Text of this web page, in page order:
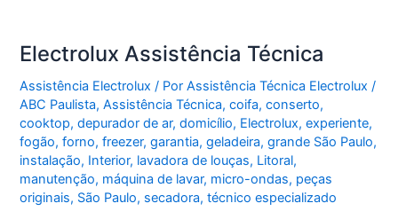
Electrolux Assistência Técnica
Assistência Electrolux / PorAssistência Técnica Electrolux/
ABC Paulista,Assistência Técnica,coifa,conserto,
cooktop,depurador de ar,domicílio, Electrolux,experiente,
fogão,forno,freezer,garantia,geladeira,grande São Paulo,
instalação, Interior, lavadora de louças, Litoral,
manutenção, máquina de lavar, micro-ondas, peças
originais, São Paulo, secadora,técnico especializado